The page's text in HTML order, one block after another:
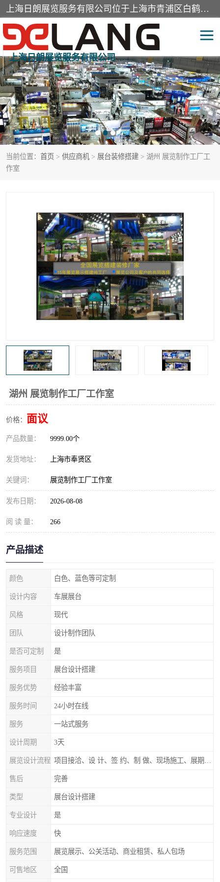
上海日朗展览服务有限公司位于上海市青浦区白鹤镇，营业范围有展览展示会务服务，室内装饰设计及施工，展示道具设计制作，舞台设计，图文设计，灯箱制作，园林绿化工程，广告装潢材料，建筑材料，办公用品，工艺礼品日用百货销售。
上海日朗展览服务有限公司
当前位置： 首页 > 供应商机 > 展台装修搭建 > 湖州 展览制作工厂工
作室
湖州 展览制作工厂工作室
价格： 面议
产品数量： 9999.00个
发货地址： 上海市奉贤区
关键词： 展览制作工厂工作室
发布日期： 2026-08-08
阅 读 量： 266
产品描述
颜色 白色、蓝色等可定制
设计内容 车展展台
风格 现代
团队 设计制作团队
是否可定制 是
服务项目 展台设计搭建
服务优势 经验丰富
服务时间 24小时在线
服务 一站式服务
设计周期 3天
展览设计流程
售后 完善
类型 展台设计搭建
专业设计 是
响应速度 快
服务范围 展览展示、公关活动、商业租赁、私人包场
可售地区 全国
展台装修搭建 活动会议执行
展厅装修 专柜制作
展会装修设计 展会搭建
活动策划 展会服务